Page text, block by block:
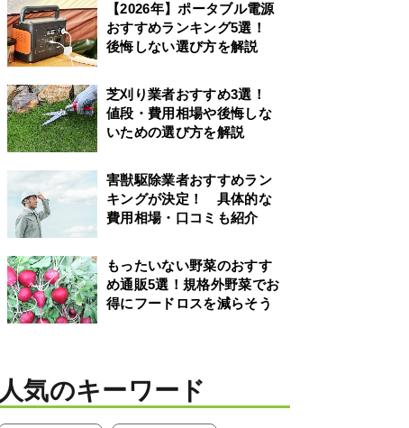
【2026年】ポータブル電源
おすすめランキング5選！
後悔しない選び方を解説
芝刈り業者おすすめ3選！
値段・費用相場や後悔しな
いための選び方を解説
害獣駆除業者おすすめラン
キングが決定！ 具体的な
費用相場・口コミも紹介
もったいない野菜のおすす
め通販5選！規格外野菜でお
得にフードロスを減らそう
人気のキーワード